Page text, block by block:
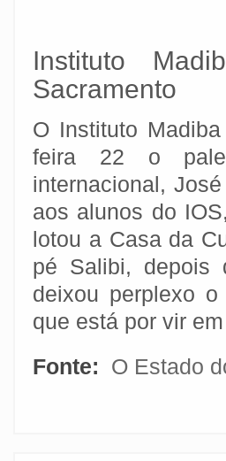
Instituto
Sacramento
O Instituto
feira 22 o
internacional,
aos alunos do
lotou a Casa da
pé Salibi, depois
deixou perplexo
que está por vir
Fonte:
O Estado